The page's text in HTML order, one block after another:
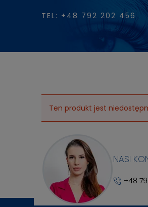
TEL: +48 792 202 456
Ten produkt jest
NASI
+48